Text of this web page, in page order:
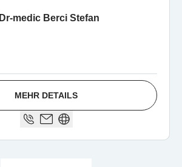
Dr-medic Berci Stefan
MEHR DETAILS